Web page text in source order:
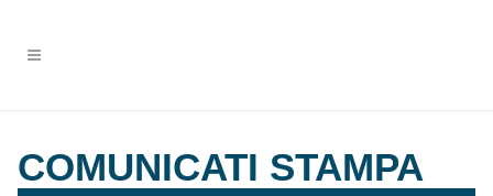
COMUNICATI STAMPA